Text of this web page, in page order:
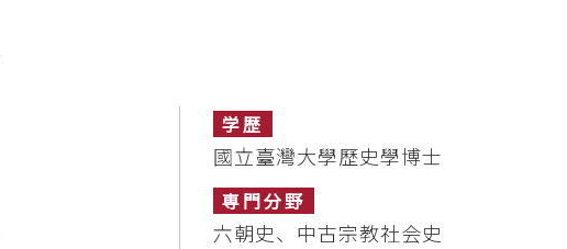
学歴
國立臺灣大學歷史學博士
専門分野
六朝史、中古宗教社会史